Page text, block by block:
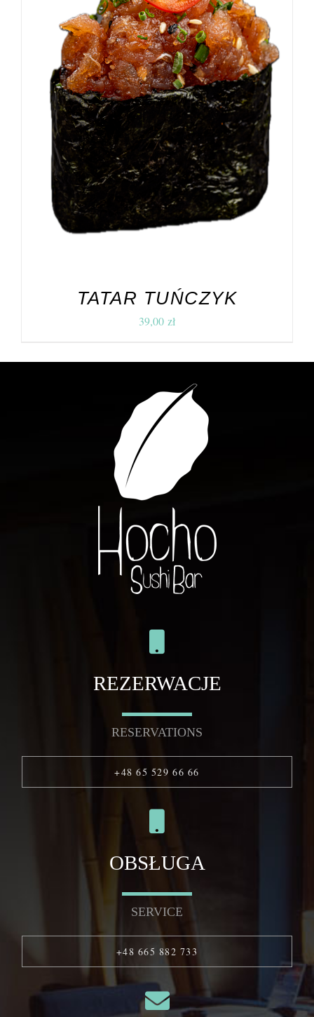
DODAJ DO KOSZYKA / SZCZEGÓŁY
TATAR TUŃCZYK
39,00 zł
REZERWACJE
RESERVATIONS
+48 65 529 66 66
OBSŁUGA
SERVICE
+48 665 882 733